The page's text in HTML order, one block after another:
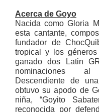
Acerca de Goyo
Nacida como Gloria
esta cantante,
fundador de
tropical y los
ganado dos Latin
nominaciones al
Descendiente de
obtuvo su apodo de
niña, “Goyito
reconocida por